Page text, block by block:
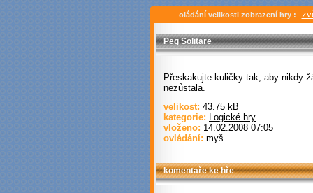
oládání velikosti zobrazení hry :
Peg Solitare
Přeskakujte kuličky tak, aby nikdy
nezůstala.
velikost: 43.75 kB
kategorie: Logické hry
vloženo: 14.02.2008 07:05
ovládání: myš
komentaře ke hře